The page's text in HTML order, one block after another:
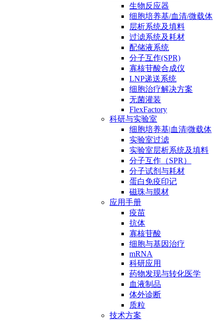
生物反应器
细胞培养基/血清/微载体
层析系统及填料
过滤系统及耗材
配储液系统
分子互作(SPR)
寡核苷酸合成仪
LNP递送系统
细胞治疗解决方案
无菌灌装
FlexFactory
科研与实验室
细胞培养基|血清|微载体
实验室过滤
实验室层析系统及填料
分子互作（SPR）
分子试剂与耗材
蛋白免疫印记
磁珠与膜材
应用手册
疫苗
抗体
寡核苷酸
细胞与基因治疗
mRNA
科研应用
药物发现与转化医学
血液制品
体外诊断
质粒
技术方案